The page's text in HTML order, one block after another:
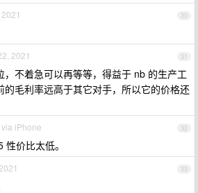
30
31
2021
，不着急可以再等等，得益于 nb 的生产工
的毛利率远高于其它对手，所以它的价格还
32
iPhone
价比太低。
33